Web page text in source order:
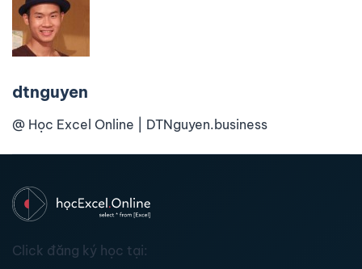
dtnguyen
@ Học Excel Online | DTNguyen.business
Click đăng ký học tại: